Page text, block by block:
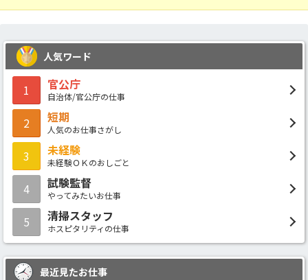
人気ワード
1 官公庁
自治体/官公庁の仕事
2 短期
人気のお仕事さがし
3 未経験
未経験ＯＫのおしごと
4 試験監督
やってみたいお仕事
5 清掃スタッフ
ホスピタリティの仕事
最近見たお仕事